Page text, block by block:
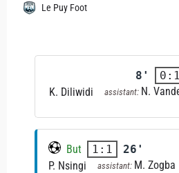
Le Puy Foot
8' 0:1
K. Diliwidi
assistant: N.
But 1:1
26'
P. Nsingi
assistant: M. Zogba